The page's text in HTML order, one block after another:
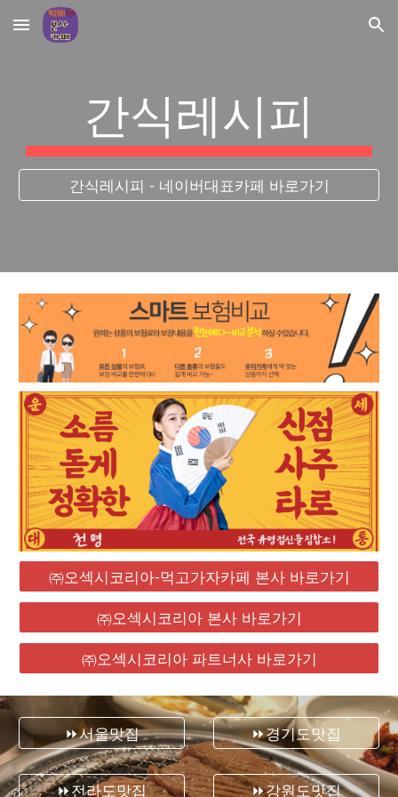
Skip to main content Skip to navigation
간식레시피
간식레시피 - 네이버대표카페 바로가기
㈜오섹시코리아-먹고가자카페 본사 바로가기
㈜오섹시코리아 본사 바로가기
㈜오섹시코리아 파트너사 바로가기
⏩서울맛집
⏩전라도맛집
⏩경기도맛집
⏩강원도맛집